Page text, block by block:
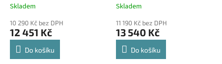
Skladem
10 290 Kč bez DPH
12 451 Kč
Do košíku
Skladem
11 190 Kč bez DPH
13 540 Kč
Do košíku